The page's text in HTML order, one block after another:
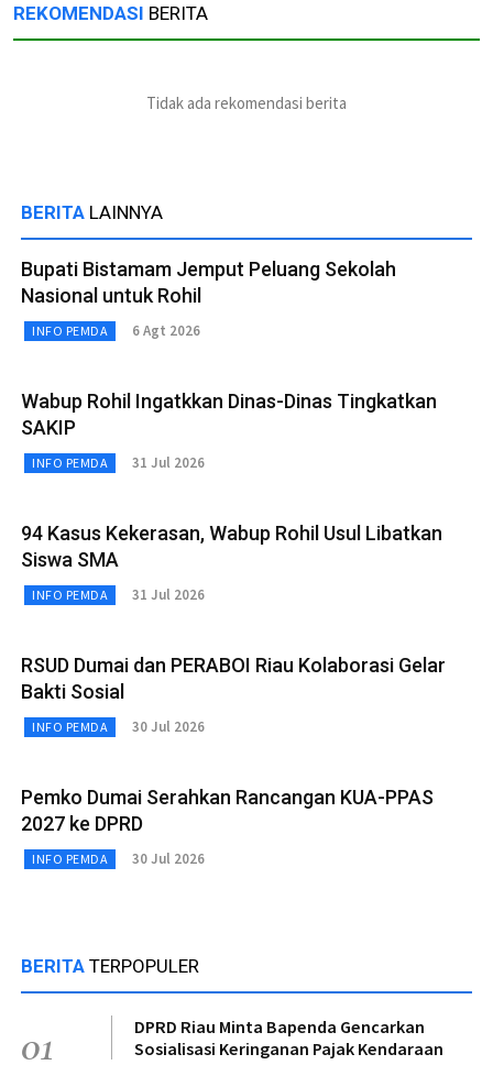
REKOMENDASI BERITA
Tidak ada rekomendasi berita
BERITA LAINNYA
Bupati Bistamam Jemput Peluang Sekolah
Nasional untuk Rohil
INFO PEMDA 6 Agt 2026
Wabup Rohil Ingatkkan Dinas-Dinas Tingkatkan
SAKIP
INFO PEMDA 31 Jul 2026
94 Kasus Kekerasan, Wabup Rohil Usul Libatkan
Siswa SMA
INFO PEMDA 31 Jul 2026
RSUD Dumai dan PERABOI Riau Kolaborasi Gelar
Bakti Sosial
INFO PEMDA 30 Jul 2026
Pemko Dumai Serahkan Rancangan KUA-PPAS
2027 ke DPRD
INFO PEMDA 30 Jul 2026
BERITA TERPOPULER
01
DPRD Riau Minta Bapenda Gencarkan
Sosialisasi Keringanan Pajak Kendaraan